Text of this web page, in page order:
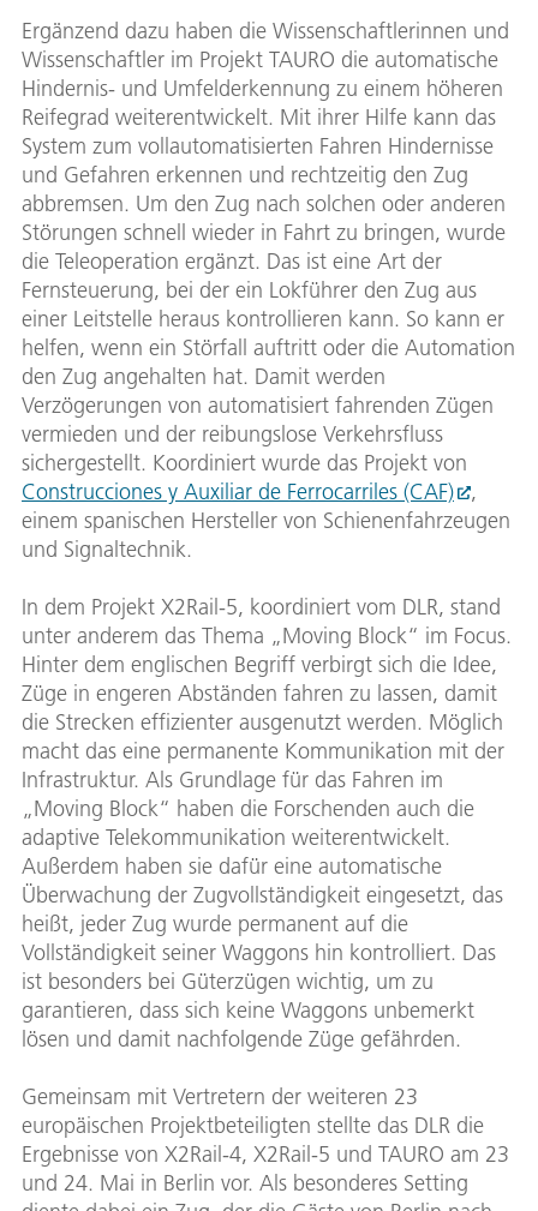
Ergänzend dazu haben die Wissenschaftlerinnen und
Wissenschaftler im Projekt TAURO die automatische
Hindernis- und Umfelderkennung zu einem höheren
Reifegrad weiterentwickelt. Mit ihrer Hilfe kann das
System zum vollautomatisierten Fahren Hindernisse
und Gefahren erkennen und rechtzeitig den Zug
abbremsen. Um den Zug nach solchen oder anderen
Störungen schnell wieder in Fahrt zu bringen, wurde
die Teleoperation ergänzt. Das ist eine Art der
Fernsteuerung, bei der ein Lokführer den Zug aus
einer Leitstelle heraus kontrollieren kann. So kann er
helfen, wenn ein Störfall auftritt oder die Automation
den Zug angehalten hat. Damit werden
Verzögerungen von automatisiert fahrenden Zügen
vermieden und der reibungslose Verkehrsfluss
sichergestellt. Koordiniert wurde das Projekt von
Construcciones y Auxiliar de Ferrocarriles (CAF)
,
einem spanischen Hersteller von Schienenfahrzeugen
und Signaltechnik.
In dem Projekt X2Rail-5, koordiniert vom DLR, stand
unter anderem das Thema „Moving Block“ im Focus.
Hinter dem englischen Begriff verbirgt sich die Idee,
Züge in engeren Abständen fahren zu lassen, damit
die Strecken effizienter ausgenutzt werden. Möglich
macht das eine permanente Kommunikation mit der
Infrastruktur. Als Grundlage für das Fahren im
„Moving Block“ haben die Forschenden auch die
adaptive Telekommunikation weiterentwickelt.
Außerdem haben sie dafür eine automatische
Überwachung der Zugvollständigkeit eingesetzt, das
heißt, jeder Zug wurde permanent auf die
Vollständigkeit seiner Waggons hin kontrolliert. Das
ist besonders bei Güterzügen wichtig, um zu
garantieren, dass sich keine Waggons unbemerkt
lösen und damit nachfolgende Züge gefährden.
Gemeinsam mit Vertretern der weiteren 23
europäischen Projektbeteiligten stellte das DLR die
Ergebnisse von X2Rail-4, X2Rail-5 und TAURO am 23
und 24. Mai in Berlin vor. Als besonderes Setting